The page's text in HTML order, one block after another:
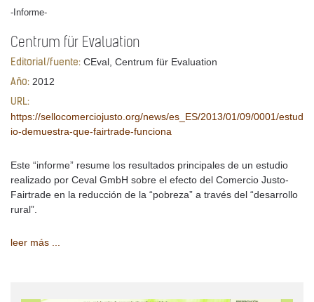
-Informe-
Centrum für Evaluation
Editorial/fuente: CEval, Centrum für Evaluation
Año: 2012
URL:
https://sellocomerciojusto.org/news/es_ES/2013/01/09/0001/estud
io-demuestra-que-fairtrade-funciona
Este “informe” resume los resultados principales de un estudio
realizado por Ceval GmbH sobre el efecto del Comercio Justo-
Fairtrade en la reducción de la “pobreza” a través del “desarrollo
rural”.
leer más ...